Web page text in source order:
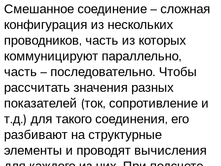
Смешанное соединение – сложная
конфигурация из нескольких
проводников, часть из которых
коммуницируют параллельно,
часть – последовательно. Чтобы
рассчитать значения разных
показателей (ток, сопротивление и
т.д.) для такого соединения, его
разбивают на структурные
элементы и проводят вычисления